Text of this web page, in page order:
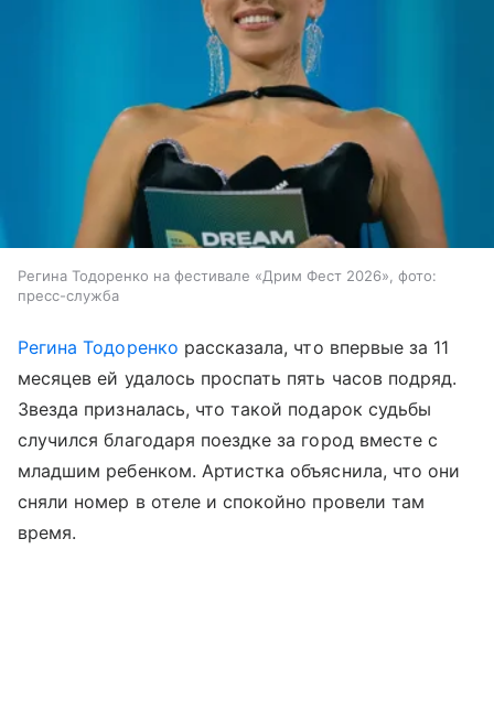
Регина Тодоренко на фестивале «Дрим Фест 2026», фото:
пресс-служба
Регина Тодоренко рассказала, что впервые за 11
месяцев ей удалось проспать пять часов подряд.
Звезда призналась, что такой подарок судьбы
случился благодаря поездке за город вместе с
младшим ребенком. Артистка объяснила, что они
сняли номер в отеле и спокойно провели там
время.